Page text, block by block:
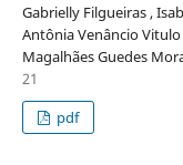
Gabrielly Filgueiras ,
Antônia Venâncio Vitulo
Magalhães Guedes
21
pdf